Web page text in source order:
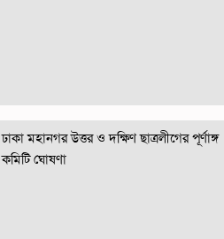
ঢাকা মহানগর উত্তর ও দক্ষিণ ছাত্রলীগের পূর্ণাঙ্গ
কমিটি ঘোষণা